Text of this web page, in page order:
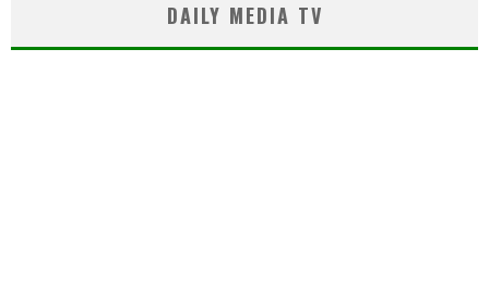
DAILY MEDIA TV